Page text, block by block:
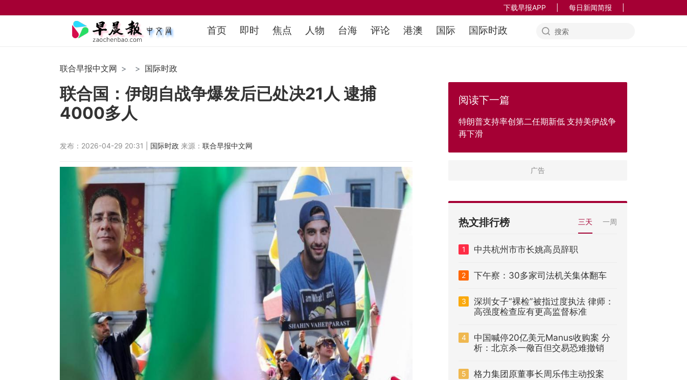
下载早报APP 每日新闻简报
首页 即时 焦点 人物 台海 评论 港澳 国际 国际时政
联合早报中文网 国际时政
联合国：伊朗自战争爆发后已处决21人 逮捕
4000多人
发布：2026-04-29 20:31 | 国际时政 来源： 联合早报中文网
阅读下一篇
特朗普支持率创第二任期新低 支持美伊战争
再下滑
热文排行榜 三天 一周
1 中共杭州市市长姚高员辞职
2 下午察：30多家司法机关集体翻车
3
深圳女子“裸检”被指过度执法 律师：
高强度检查应有更高监督标准
4
中国喊停20亿美元Manus收购案 分
析：北京杀一儆百但交易恐难撤销
5 格力集团原董事长周乐伟主动投案